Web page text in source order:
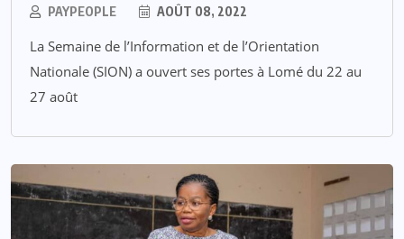
PAYPEOPLE AOÛT 08, 2022
La Semaine de l’Information et de l’Orientation
Nationale (SION) a ouvert ses portes à Lomé du 22 au
27 août